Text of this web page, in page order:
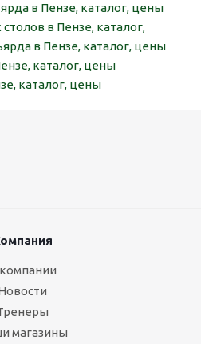
в Пензе, каталог, цены
в Пензе, каталог,
в Пензе, каталог, цены
каталог, цены
каталог, цены
магазины